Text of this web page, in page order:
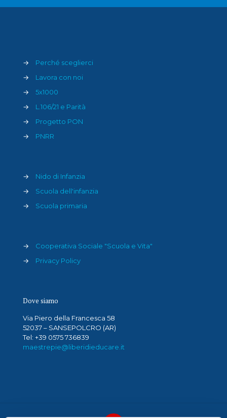
→
Perché sceglierci
→
Lavora con noi
→
5x1000
→
L.106/21 e Parità
→
Progetto PON
→
PNRR
→
Nido di Infanzia
→
Scuola dell'infanzia
→
Scuola primaria
→
Cooperativa Sociale "Scuola e Vita"
→
Privacy Policy
Dove siamo
Via Piero della Francesca 58
52037 – SANSEPOLCRO (AR)
Tel: +39 0575 736839
maestrepie@liberidieducare.it